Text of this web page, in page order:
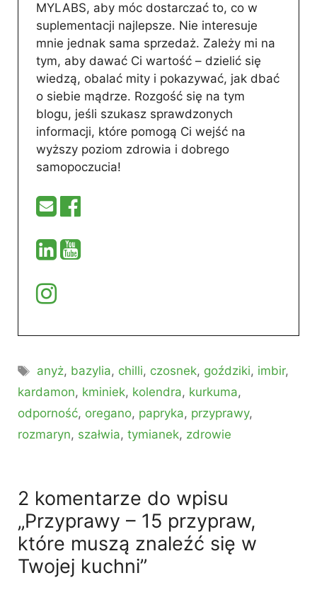
MYLABS, aby móc dostarczać to, co w
suplementacji najlepsze. Nie interesuje
mnie jednak sama sprzedaż. Zależy mi na
tym, aby dawać Ci wartość – dzielić się
wiedzą, obalać mity i pokazywać, jak dbać
o siebie mądrze. Rozgość się na tym
blogu, jeśli szukasz sprawdzonych
informacji, które pomogą Ci wejść na
wyższy poziom zdrowia i dobrego
samopoczucia!
Tagi
anyż, bazylia, chilli, czosnek, goździki, imbir,
kardamon, kminiek, kolendra, kurkuma,
odporność, oregano, papryka, przyprawy,
rozmaryn, szałwia, tymianek, zdrowie
2 komentarze do wpisu
„Przyprawy – 15 przypraw,
które muszą znaleźć się w
Twojej kuchni”